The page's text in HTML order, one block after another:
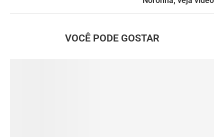
VOCÊ PODE GOSTAR